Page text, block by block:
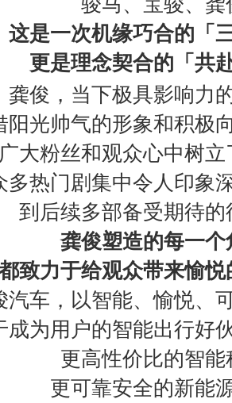
这是一次机缘巧合的「
更是理念契合的「共
，当下极具影响力
帅气的形象和积极
粉丝和观众心中树立
门剧集中令人印象
后续多部备受期待的
龚俊塑造的每一个
致力于给观众带来愉悦
，以智能、愉悦、
用户的智能出行好
更高性价比的智能
更可靠安全的新能